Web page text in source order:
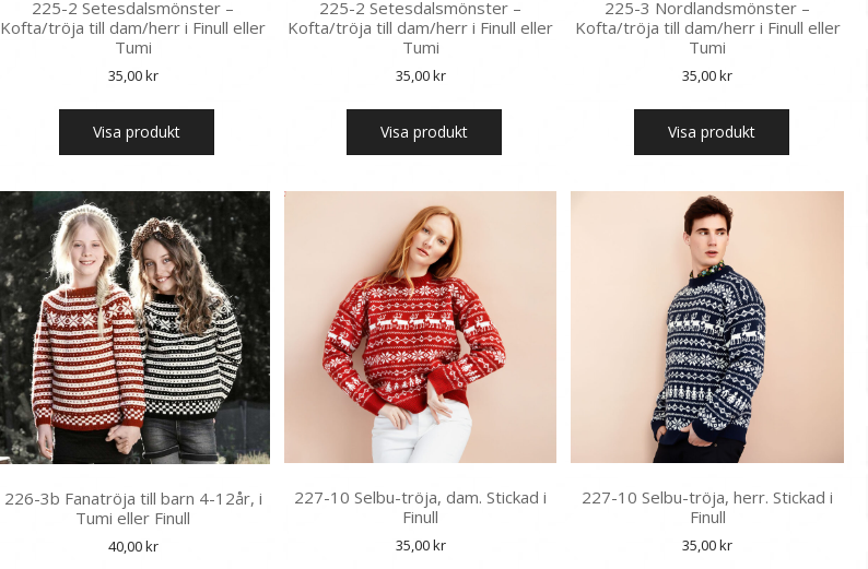
225-2 Setesdalsmönster –
Kofta/tröja till dam/herr i Finull eller
Tumi
35,00kr
Visa produkt
225-2 Setesdalsmönster –
Kofta/tröja till dam/herr i Finull eller
Tumi
35,00kr
Visa produkt
225-3 Nordlandsmönster –
Kofta/tröja till dam/herr i Finull eller
Tumi
35,00kr
Visa produkt
226-3b Fanatröja till barn 4-12år, i
Tumi eller Finull
40,00kr
227-10 Selbu-tröja, dam. Stickad i
Finull
35,00kr
227-10 Selbu-tröja, herr. Stickad i
Finull
35,00kr